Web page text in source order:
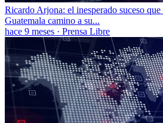
Ricardo Arjona: el inesperado suceso
Guatemala camino a su...
hace 9 meses · Prensa Libre